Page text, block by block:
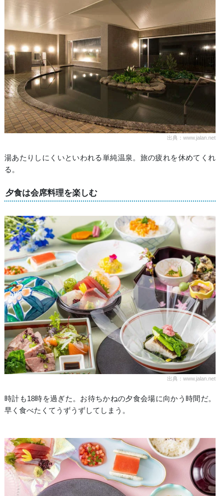
出典：www.jalan.net
湯あたりしにくいといわれる単純温泉。旅の疲れを休めてくれ
る。
夕食は会席料理を楽しむ
出典：www.jalan.net
時計も18時を過ぎた。お待ちかねの夕食会場に向かう時間だ。
早く食べたくてうずうずしてしまう。